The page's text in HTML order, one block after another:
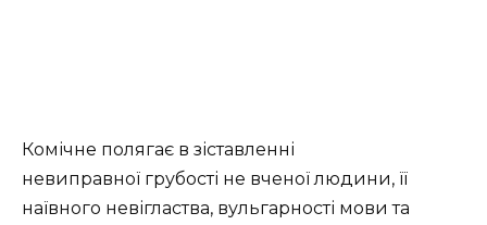
Комічне полягає в зіставленні
невиправної грубості не вченої людини, її
наївного невігластва, вульгарності мови та